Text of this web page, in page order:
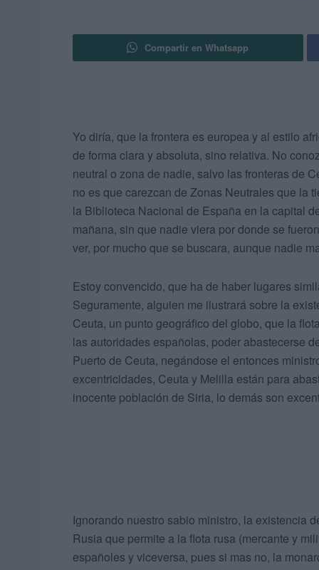
Compartir en Whatsapp
Yo diría, que la frontera es europea y al estilo
de forma clara y absoluta, sino relativa. No
neutral o zona de nadie, salvo las fronteras de
no es que carezcan de Zonas Neutrales que la
la Biblioteca Nacional de España en la capital
mañana, sin que nadie viera por donde se
ver, por mucho que se buscara, aunque nadie
Estoy convencido, que ha de haber lugares
Seguramente, alguien me ilustrará sobre la
Ceuta, un punto geográfico del globo, que la
las autoridades españolas, poder abastecerse
Puerto de Ceuta, negándose el entonces
excentricidades, Ceuta y Melilla están para
inocente población de Siria, lo demás son
Ignorando nuestro sabio ministro, la existencia
Rusia que permite a la flota rusa (mercante y
españoles y viceversa, pues si mas no, la